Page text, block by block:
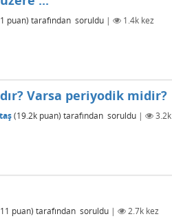
puan) tarafından soruldu | 1.4k kez
Varsa periyodik midir?
(19.2k puan) tarafından soruldu |
3.2k
11 puan) tarafından soruldu | 2.7k kez